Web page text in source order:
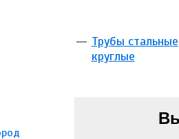
Трубы стальные
круглые